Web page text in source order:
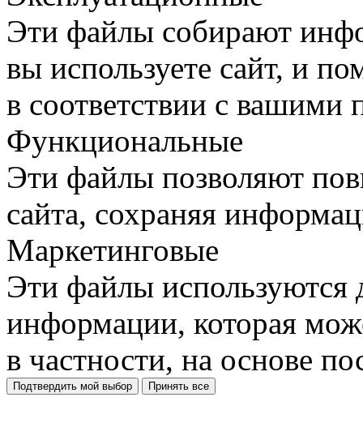
Эти файлы собирают
вы используете сайт, и
в соответствии с вашими
Функциональные
Эти файлы позволяют
сайта, сохраняя
Маркетинговые
Эти файлы используются
информации, которая
в частности, на основе
Подтвердить мой выбор Принять все